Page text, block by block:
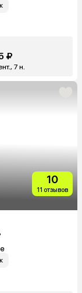
₽
7 н.
10
11 отзывов